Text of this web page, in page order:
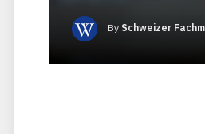
By Schweizer